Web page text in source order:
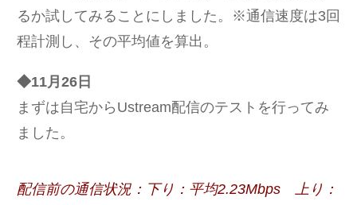
るか試してみることにしました。※通信速度は3回
程計測し、その平均値を算出。
◆11月26日
まずは自宅からUstream配信のテストを行ってみ
ました。
配信前の通信状況：下り：平均2.23Mbps 上り：